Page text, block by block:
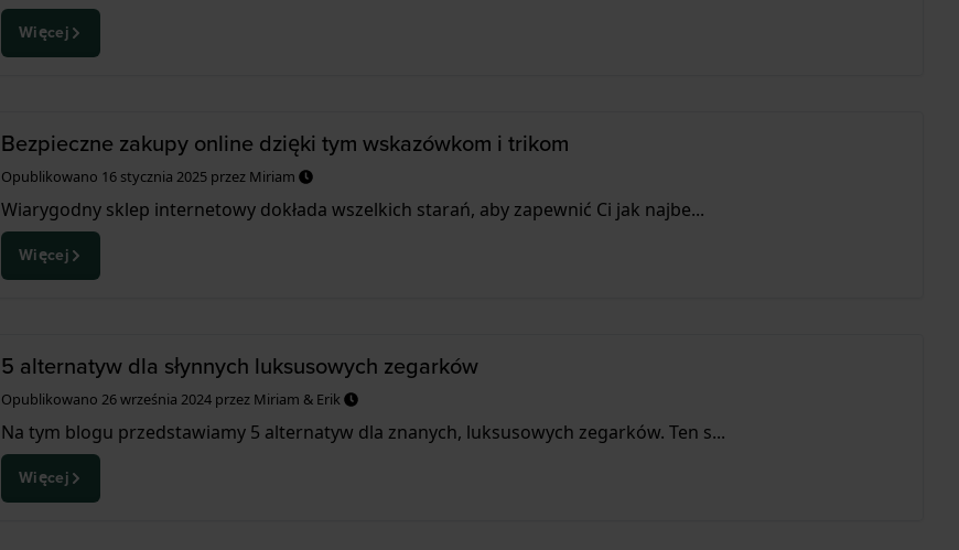
Więcej
Bezpieczne zakupy online dzięki tym wskazówkom i trikom
Opublikowano 16 stycznia 2025przez Miriam
Wiarygodny sklep internetowy dokłada wszelkich starań, aby zapewnić Ci jak najbe...
Więcej
5 alternatyw dla słynnych luksusowych zegarków
Opublikowano 26 września 2024przez Miriam & Erik
Na tym blogu przedstawiamy 5 alternatyw dla znanych, luksusowych zegarków. Ten s...
Więcej